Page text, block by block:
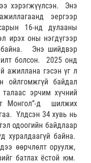
хэрэгжүүлсэн. Энэ
эергээр
16-нд дулааны
ирэх оны нэгдүгээр
байна. Энэ шийдвэр
болсон. 2025 онд
ажиллана гэсэн үг л
байдал
эрчим хүчний
Монгол”-д шилжих
Үлдсэн 34 хувь нь
одоогийн байдлаар
хуралдаагүй байна.
өөрчлөлт оруулж,
батлах ёстой юм.